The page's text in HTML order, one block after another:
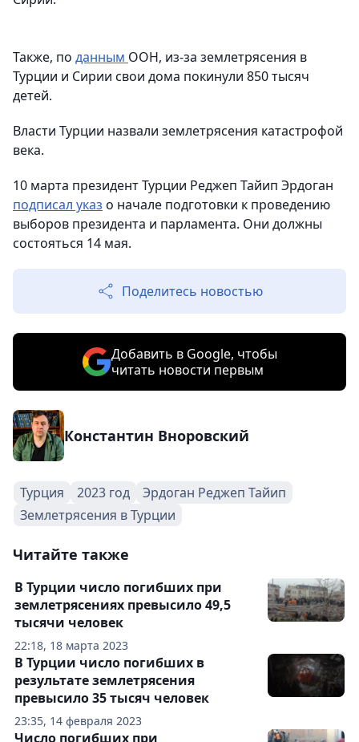
Также, по данным ООН, из-за землетрясения в
Турции и Сирии свои дома покинули 850 тысяч
детей.
Власти Турции назвали землетрясения катастрофой
века.
10 марта президент Турции Реджеп Тайип Эрдоган
подписал указ о начале подготовки к проведению
выборов президента и парламента. Они должны
состояться 14 мая.
Поделитесь новостью
Добавить в Google, чтобы
читать новости первым
Константин Вноровский
Турция 2023 год
Эрдоган Реджеп Тайип
Землетрясения в Турции
Читайте также
22:18, 18 марта 2023
В Турции число погибших при
землетрясениях превысило 49,5
тысячи человек
23:35, 14 февраля 2023
В Турции число погибших в
результате землетрясения
превысило 35 тысяч человек
Число погибших при